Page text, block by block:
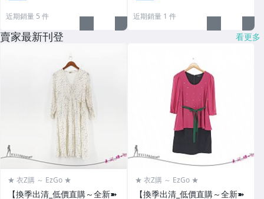
近期銷量 5 件 近期銷量 1 件
賣家最新刊登 看更多
★ 衣Z購 ～ EzGo ★
【換季出清_低價直購～全新➽
★ 衣Z購 ～ EzGo ★
【換季出清_低價直購～全新➽